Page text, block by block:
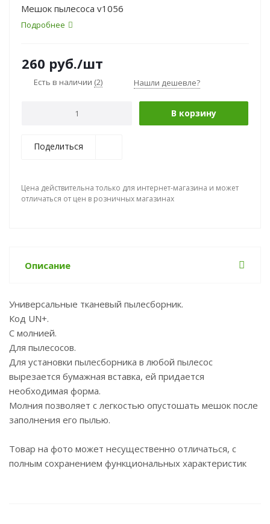
Мешок пылесоса v1056
Подробнее
260 руб./шт
Есть в наличии (2) Нашли дешевле?
В корзину
Поделиться
Цена действительна только для интернет-магазина и может
отличаться от цен в розничных магазинах
Описание
Универсальные тканевый пылесборник.
Код UN+.
С молнией.
Для пылесосов.
Для установки пылесборника в любой пылесос
вырезается бумажная вставка, ей придается
необходимая форма.
Молния позволяет с легкостью опустошать мешок после
заполнения его пылью.
Товар на фото может несущественно отличаться, с
полным сохранением функциональных характеристик